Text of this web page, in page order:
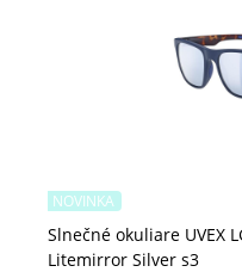
Slnečné okuliare UVEX
Litemirror Silver s3
NOVINKA